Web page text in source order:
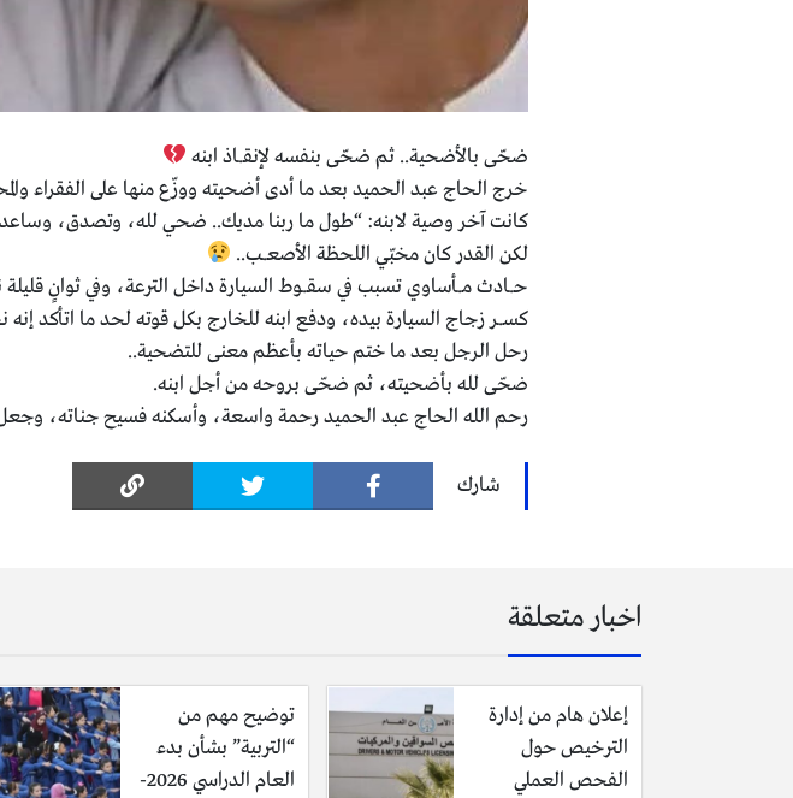
ضحّى بالأضحية.. ثم ضحّى بنفسه لإنقـ.ـاذ ابنه
خرج الحاج عبد الحميد بعد ما أدى أضحيته ووزّع منها على الفقراء
كانت آخر وصية لابنه: “طول ما ربنا مديك.. ضحي لله، وتصدق،
لكن القدر كان مخبّي اللحظة الأصعــ.ـب..
حــ.ـادث مــ.ـأساوي تسبب في سقــ.ـوط السيارة داخل الترعة، وفي ثوانٍ
كســ.ـر زجاج السيارة بيده، ودفع ابنه للخارج بكل قوته لحد ما اتأكد
رحل الرجل بعد ما ختم حياته بأعظم معنى للتضحية..
ضحّى لله بأضحيته، ثم ضحّى بروحه من أجل ابنه.
رحم الله الحاج عبد الحميد رحمة واسعة، وأسكنه فسيح جناته، وجعل
شارك
اخبار متعلقة
إعلان هام من إدارة
الترخيص حول
الفحص العملي
توضيح مهم من
“التربية” بشأن بدء
العام الدراسي 2026-